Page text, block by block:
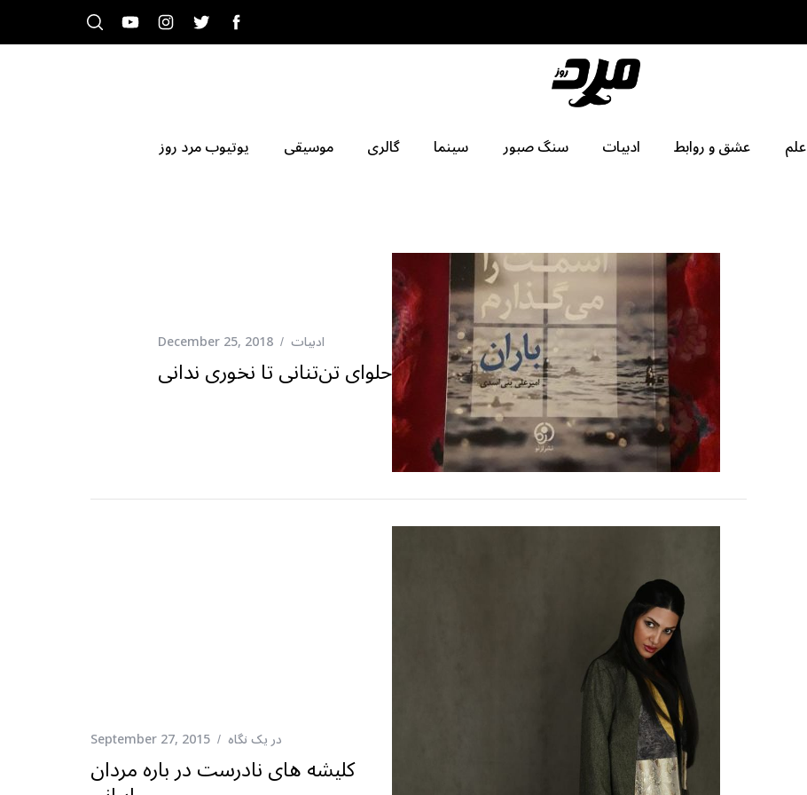
علم عشق و روابط ادبیات سنگ صبور سینما گالری موسیقی یوتیوب مرد روز
ادبیات December 25, 2018
حلوای تن‌تنانی تا نخوری ندانی
در یک نگاه September 27, 2015
کلیشه های نادرست در باره مردان